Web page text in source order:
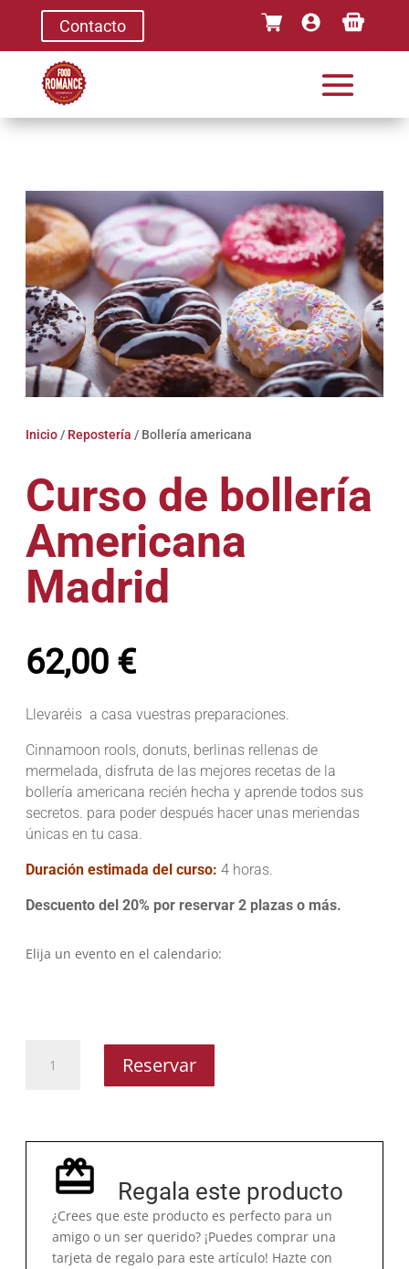
Contacto
Inicio/ Repostería / Bollería americana
Curso de bollería
Americana
Madrid
62,00 €
Llevaréis a casa vuestras preparaciones.
Cinnamoon rools, donuts, berlinas rellenas de
mermelada, disfruta de las mejores recetas de la
bollería americana recién hecha y aprende todos sus
secretos. para poder después hacer unas meriendas
únicas en tu casa.
Duración estimada del curso: 4 horas.
Descuento del 20% por reservar 2 plazas o más.
Elija un evento en el calendario:
americana
Reservar
Regala este producto
¿Crees que este producto es perfecto para un
amigo o un ser querido? ¡Puedes comprar una
tarjeta de regalo para este artículo! Hazte con